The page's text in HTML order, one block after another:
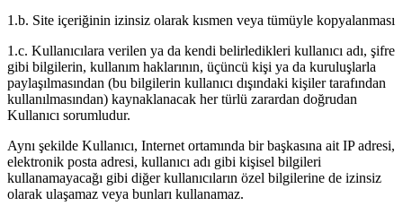
1.b. Site içeriğinin izinsiz olarak kısmen veya tümüyle kopyalanması
1.c. Kullanıcılara verilen ya da kendi belirledikleri kullanıcı adı, şifre
gibi bilgilerin, kullanım haklarının, üçüncü kişi ya da kuruluşlarla
paylaşılmasından (bu bilgilerin kullanıcı dışındaki kişiler tarafından
kullanılmasından) kaynaklanacak her türlü zarardan doğrudan
Kullanıcı sorumludur.
Aynı şekilde Kullanıcı, Internet ortamında bir başkasına ait IP adresi,
elektronik posta adresi, kullanıcı adı gibi kişisel bilgileri
kullanamayacağı gibi diğer kullanıcıların özel bilgilerine de izinsiz
olarak ulaşamaz veya bunları kullanamaz.